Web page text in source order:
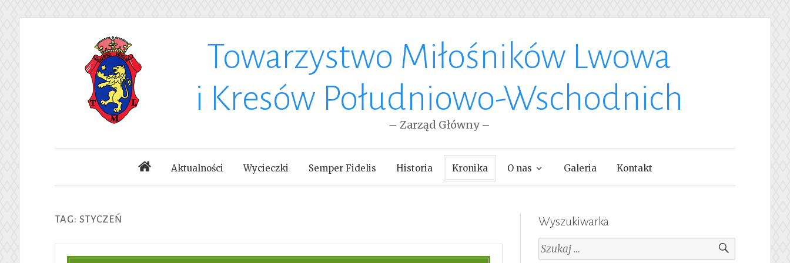
Towarzystwo Miłośników Lwowa
i Kresów Południowo-Wschodnich
– Zarząd Główny –
Aktualności Wycieczki Semper Fidelis Historia Kronika O nas Galeria Kontakt
TAG: STYCZEŃ Wyszukiwarka
Szukaj: